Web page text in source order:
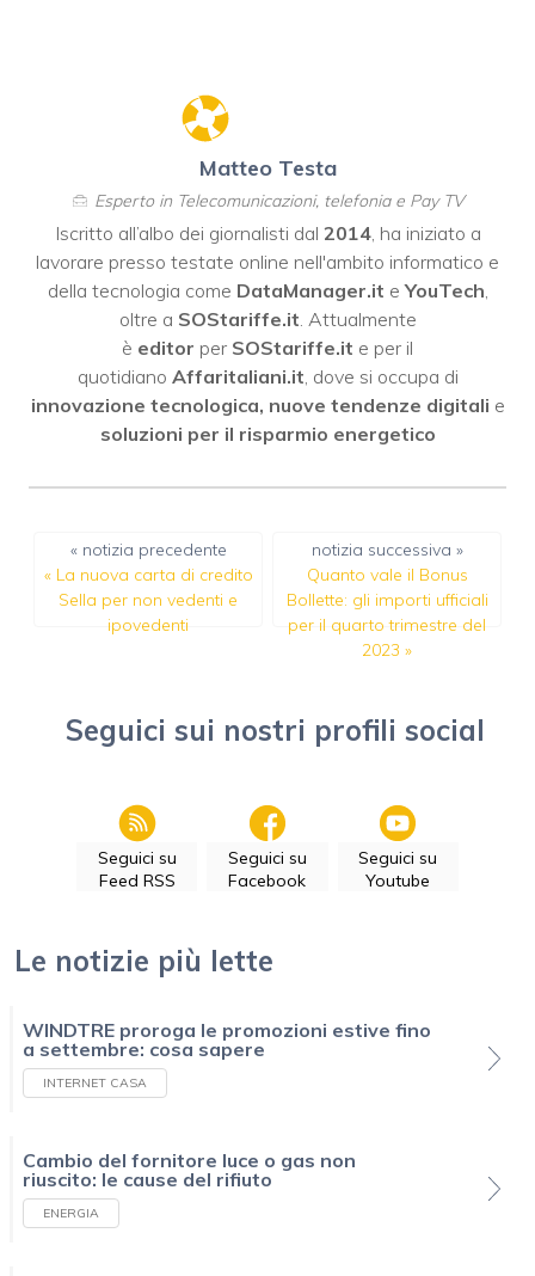
Matteo Testa
Esperto in Telecomunicazioni, telefonia e Pay TV
Iscritto all’albo dei giornalisti dal 2014, ha iniziato a
lavorare presso testate online nell'ambito informatico e
della tecnologia come DataManager.it eYouTech
oltre a SOStariffe.it . Attualmente
è editor per SOStariffe.it e per il
quotidiano Affaritaliani.it , dove si occupa di
innovazione tecnologica, nuove tendenze digitali e
soluzioni per il risparmio energetico
« notizia precedente
« La nuova carta di credito
Sella per non vedenti e
ipovedenti
notizia successiva »
Quanto vale il Bonus
Bollette: gli importi ufficiali
per il quarto trimestre del
2023 »
Seguici sui nostri profili social
Seguici su
Feed RSS
Seguici su
Facebook
Seguici su
Youtube
Le notizie più lette
WINDTRE proroga le promozioni estive fino
a settembre: cosa sapere
INTERNET CASA
Cambio del fornitore luce o gas non
riuscito: le cause del rifiuto
ENERGIA